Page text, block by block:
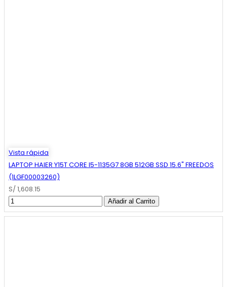
Vista rápida
LAPTOP HAIER Y15T CORE I5-1135G7 8GB 512GB SSD 15.6" FREEDOS
(1LGF00003260)
S/ 1,608.15
Añadir al Carrito